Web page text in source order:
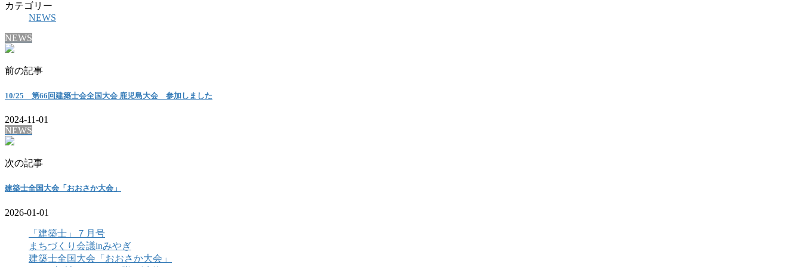
カテゴリー
NEWS
NEWS
前の記事
10/25 第66回建築士会全国大会 鹿児島大会 参加しました
2024-11-01
NEWS
次の記事
建築士全国大会「おおさか大会」
2026-01-01
「建築士」７月号
まちづくり会議inみやぎ
建築士全国大会「おおさか大会」